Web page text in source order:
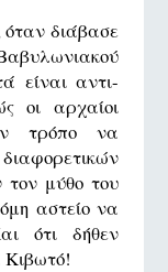
διάβασε
είναι αντι-
οι αρχαίοι
τρόπο να
μύθο του
αστείο να
ότι δήθεν